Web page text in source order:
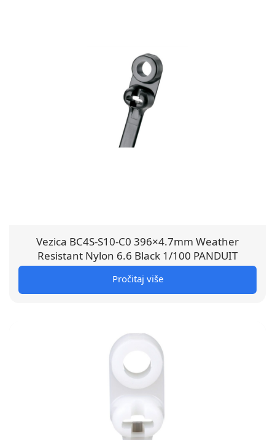
Vezica BC4S-S10-C0 396×4.7mm Weather
Resistant Nylon 6.6 Black 1/100 PANDUIT
Pročitaj više